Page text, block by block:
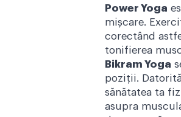
Power Yoga
mișcare.
corectând
tonifierea
Bikram Yoga
poziții.
sănătatea ta
asupra